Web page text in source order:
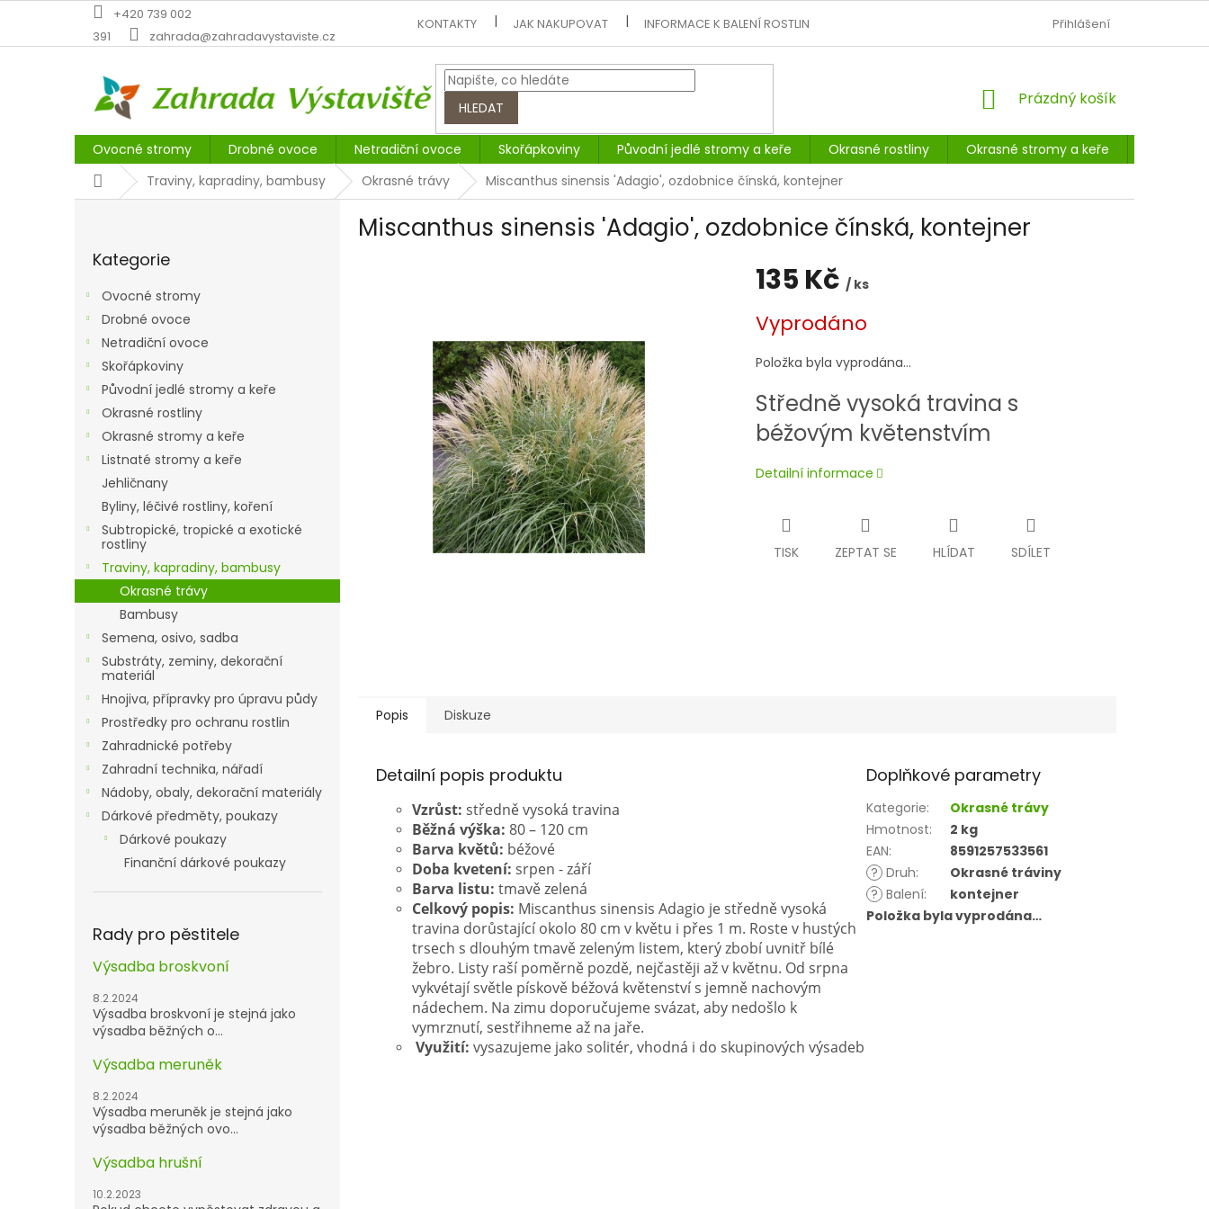
obsah
+420 739 002
391
zahrada@zahradavystaviste.cz
KONTAKTY JAK NAKUPOVAT INFORMACE K BALENÍ ROSTLIN PODMÍNKY OCHRANY OSOBNÍCH
Přihlášení
HLEDAT
NÁKUPNÍ
Prázdný košík
Ovocné stromy Drobné ovoce Netradiční ovoce Skořápkoviny Původní jedlé stromy a keře Okrasné rostliny Okrasné stromy a keře
DomůTraviny, kapradiny, bambusy Okrasné trávy Miscanthus sinensis 'Adagio', ozdobnice čínská, kontejner
kategorie
Kategorie
Ovocné stromy
Drobné ovoce
Netradiční ovoce
Skořápkoviny
Původní jedlé stromy a keře
Okrasné rostliny
Okrasné stromy a keře
Listnaté stromy a keře
Jehličnany
Byliny, léčivé rostliny, koření
Subtropické, tropické a exotické
rostliny
Traviny, kapradiny, bambusy
Okrasné trávy
Bambusy
Semena, osivo, sadba
Substráty, zeminy, dekorační
materiál
Hnojiva, přípravky pro úpravu půdy
Prostředky pro ochranu rostlin
Zahradnické potřeby
Zahradní technika, nářadí
Nádoby, obaly, dekorační materiály
Dárkové předměty, poukazy
Dárkové poukazy
Finanční dárkové poukazy
Rady pro pěstitele
Výsadba broskvoní
8.2.2024
Výsadba broskvoní je stejná jako
výsadba běžných o...
Výsadba meruněk
8.2.2024
Výsadba meruněk je stejná jako
výsadba běžných ovo...
Výsadba hrušní
10.2.2023
Miscanthus sinensis 'Adagio', ozdobnice čínská, kontejner
135 Kč / ks
cena:
Vyprodáno
Položka byla vyprodána…
Středně vysoká travina s
béžovým květenstvím
Detailní informace
TISK ZEPTAT SE HLÍDAT SDÍLET
Popis Diskuze
Detailní popis produktu
Vzrůst: středně vysoká travina
Běžná výška: 80 – 120 cm
Barva květů: béžové
Doba kvetení: srpen - září
Barva listu: tmavě zelená
Celkový popis: Miscanthus sinensis Adagio je středně vysoká
travina dorůstající okolo 80 cm v květu i přes 1 m. Roste v hustých
trsech s dlouhým tmavě zeleným listem, který zbobí uvnitř bílé
žebro. Listy raší poměrně pozdě, nejčastěji až v květnu. Od srpna
vykvétají světle pískově béžová květenství s jemně nachovým
nádechem. Na zimu doporučujeme svázat, aby nedošlo k
vymrznutí, sestřihneme až na jaře.
Využití: vysazujeme jako solitér, vhodná i do skupinových výsadeb
Doplňkové parametry
Kategorie:
Okrasné trávy
Hmotnost:
2 kg
EAN:
8591257533561
? Druh:
Okrasné tráviny
? Balení:
kontejner
Položka byla vyprodána…